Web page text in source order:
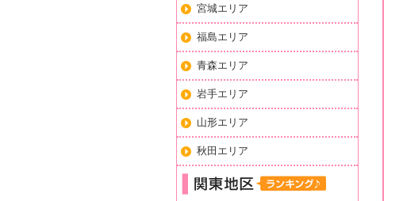
宮城エリア
福島エリア
青森エリア
岩手エリア
山形エリア
秋田エリア